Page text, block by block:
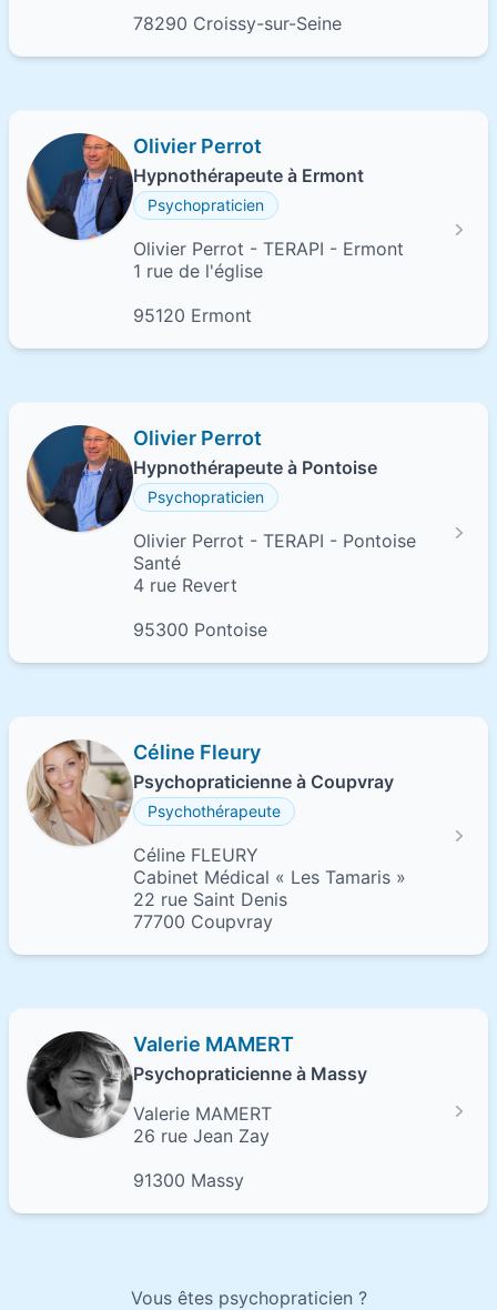
78290 Croissy-sur-Seine
Olivier Perrot
Hypnothérapeute à Ermont
Psychopraticien
Olivier Perrot - TERAPI - Ermont
1 rue de l'église
95120 Ermont
Olivier Perrot
Hypnothérapeute à Pontoise
Psychopraticien
Olivier Perrot - TERAPI - Pontoise
Santé
4 rue Revert
95300 Pontoise
Céline Fleury
Psychopraticienne à Coupvray
Psychothérapeute
Céline FLEURY
Cabinet Médical « Les Tamaris »
22 rue Saint Denis
77700 Coupvray
Valerie MAMERT
Psychopraticienne à Massy
Valerie MAMERT
26 rue Jean Zay
91300 Massy
Vous êtes psychopraticien ?